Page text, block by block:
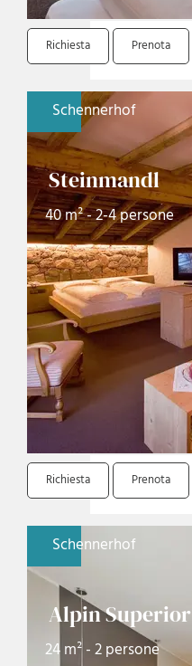
Richiesta Prenota
Schennerhof
Steinmandl
40 m² - 2-4 persone
Richiesta Prenota
Schennerhof
Alpin Superior
24 m² - 2 persone